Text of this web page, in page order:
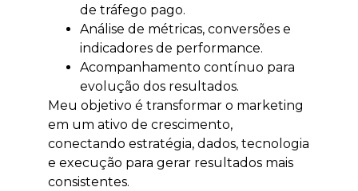
de tráfego pago.
Análise de métricas, conversões e
indicadores de performance.
Acompanhamento contínuo para
evolução dos resultados.
Meu objetivo é transformar o marketing
em um ativo de crescimento,
conectando estratégia, dados, tecnologia
e execução para gerar resultados mais
consistentes.